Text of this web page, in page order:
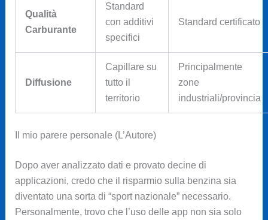
Qualità
Carburante
Standard
con additivi
specifici
Standard certificato
Diffusione
Capillare su
tutto il
territorio
Principalmente
zone
industriali/provincia
Il mio parere personale (L’Autore)
Dopo aver analizzato dati e provato decine di
applicazioni, credo che il risparmio sulla benzina sia
diventato una sorta di “sport nazionale” necessario.
Personalmente, trovo che l’uso delle app non sia solo